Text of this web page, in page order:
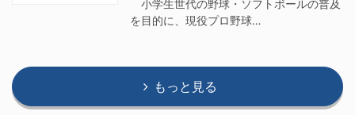
小学生世代の野球・ソフトボールの普及
を目的に、現役プロ野球…
もっと見る